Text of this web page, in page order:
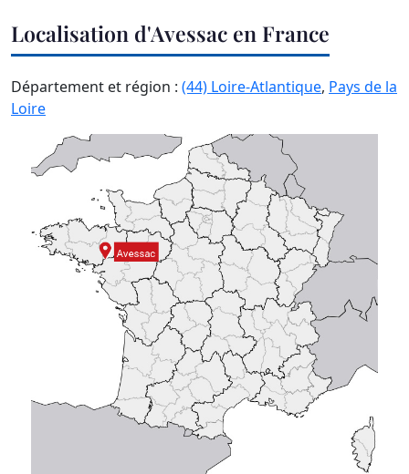
Localisation d'Avessac en France
Département et région : (44) Loire-Atlantique, Pays de la
Loire